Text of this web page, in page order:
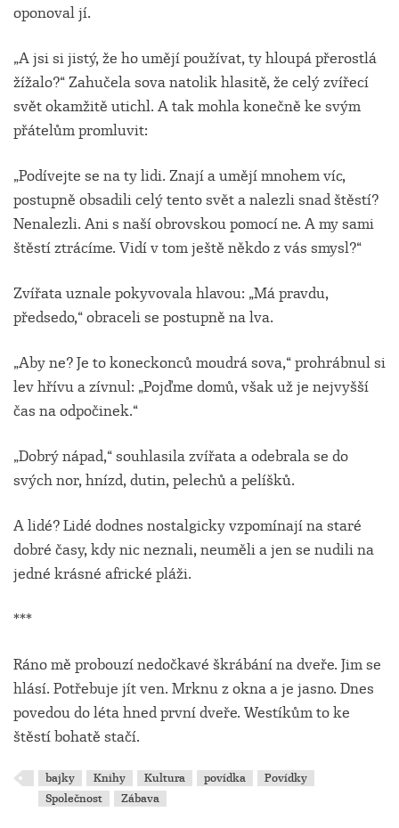
oponoval jí.
„A jsi si jistý, že ho umějí používat, ty hloupá přerostlá
žížalo?“ Zahučela sova natolik hlasitě, že celý zvířecí
svět okamžitě utichl. A tak mohla konečně ke svým
přátelům promluvit:
„Podívejte se na ty lidi. Znají a umějí mnohem víc,
postupně obsadili celý tento svět a nalezli snad štěstí?
Nenalezli. Ani s naší obrovskou pomocí ne. A my sami
štěstí ztrácíme. Vidí v tom ještě někdo z vás smysl?“
Zvířata uznale pokyvovala hlavou: „Má pravdu,
předsedo,“ obraceli se postupně na lva.
„Aby ne? Je to koneckonců moudrá sova,“ prohrábnul si
lev hřívu a zívnul: „Pojďme domů, však už je nejvyšší
čas na odpočinek.“
„Dobrý nápad,“ souhlasila zvířata a odebrala se do
svých nor, hnízd, dutin, pelechů a pelíšků.
A lidé? Lidé dodnes nostalgicky vzpomínají na staré
dobré časy, kdy nic neznali, neuměli a jen se nudili na
jedné krásné africké pláži.
***
Ráno mě probouzí nedočkavé škrábání na dveře. Jim se
hlásí. Potřebuje jít ven. Mrknu z okna a je jasno. Dnes
povedou do léta hned první dveře. Westíkům to ke
štěstí bohatě stačí.
bajky Knihy Kultura povídka
Povídky
Společnost
Zábava